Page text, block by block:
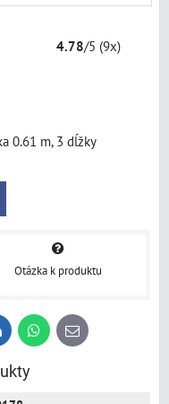
4.78/5 (9x)
0.61 m, 3 dĺžky
Otázka k produktu
WhatsApp
E-
mail